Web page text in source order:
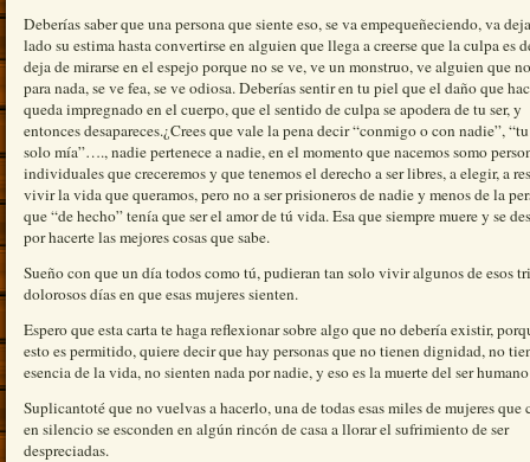
Deberías saber que una persona que siente eso, se va empequeñeciendo, va
lado su estima hasta convertirse en alguien que llega a creerse que la culpa es
deja de mirarse en el espejo porque no se ve, ve un monstruo, ve alguien que
para nada, se ve fea, se ve odiosa. Deberías sentir en tu piel que el daño que
queda impregnado en el cuerpo, que el sentido de culpa se apodera de tu ser, y
entonces desapareces.¿Crees que vale la pena decir “conmigo o con nadie”,
solo mía”…., nadie pertenece a nadie, en el momento que nacemos somo
individuales que creceremos y que tenemos el derecho a ser libres, a elegir, a
vivir la vida que queramos, pero no a ser prisioneros de nadie y menos de la
que “de hecho” tenía que ser el amor de tú vida. Esa que siempre muere y se
por hacerte las mejores cosas que sabe.
Sueño con que un día todos como tú, pudieran tan solo vivir algunos de esos
dolorosos días en que esas mujeres sienten.
Espero que esta carta te haga reflexionar sobre algo que no debería existir,
esto es permitido, quiere decir que hay personas que no tienen dignidad, no
esencia de la vida, no sienten nada por nadie, y eso es la muerte del ser humano
Suplicantoté que no vuelvas a hacerlo, una de todas esas miles de mujeres que
en silencio se esconden en algún rincón de casa a llorar el sufrimiento de ser
despreciadas.